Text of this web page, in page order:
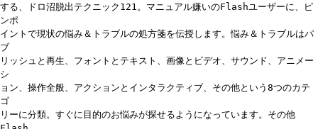
する、ドロ沼脱出テクニック121。マニュアル嫌いのFlashユーザーに、ピ
ンポ
イントで現状の悩み＆トラブルの処方箋を伝授します。悩み＆トラブルはパ
ブ
リッシュと再生、フォントとテキスト、画像とビデオ、サウンド、アニメー
シ
ョン、操作全般、アクションとインタラクティブ、その他という8つのカテ
ゴ
リーに分類。すぐに目的のお悩みが探せるようになっています。その他